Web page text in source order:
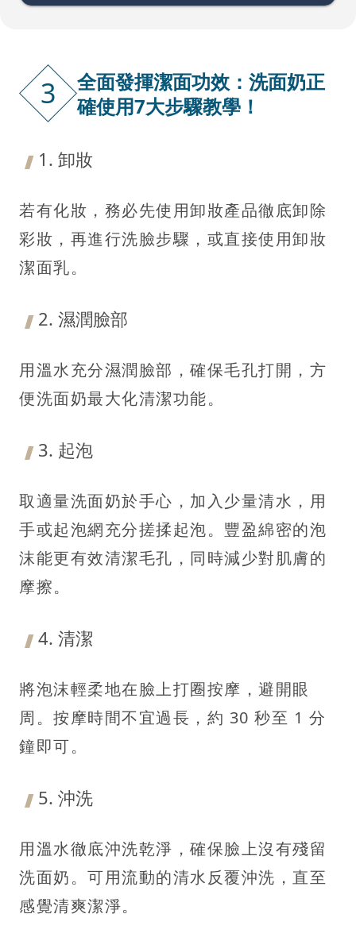
3
全面發揮潔面功效：洗面奶正
確使用7大步驟教學！
1. 卸妝
若有化妝，務必先使用卸妝產品徹底卸除
彩妝，再進行洗臉步驟，或直接使用卸妝
潔面乳。
2. 濕潤臉部
用溫水充分濕潤臉部，確保毛孔打開，方
便洗面奶最大化清潔功能。
3. 起泡
取適量洗面奶於手心，加入少量清水，用
手或起泡網充分搓揉起泡。豐盈綿密的泡
沫能更有效清潔毛孔，同時減少對肌膚的
摩擦。
4. 清潔
將泡沫輕柔地在臉上打圈按摩，避開眼
周。按摩時間不宜過長，約 30 秒至 1 分
鐘即可。
5. 沖洗
用溫水徹底沖洗乾淨，確保臉上沒有殘留
洗面奶。可用流動的清水反覆沖洗，直至
感覺清爽潔淨。